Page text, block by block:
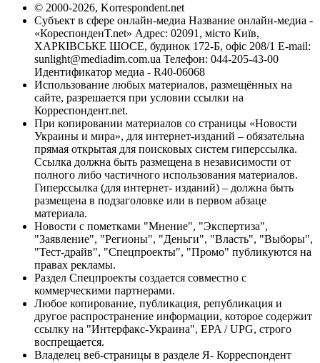
© 2000-2026, Korrespondent.net
Субъект в сфере онлайн-медиа Название онлайн-медиа -
«КореспонденТ.net» Адрес: 02091, місто Київ,
ХАРКІВСЬКЕ ШОСЕ, будинок 172-Б, офіс 208/1 E-mail:
sunlight@mediadim.com.ua Телефон: 044-205-43-00
Идентификатор медиа - R40-06068
Использование любых материалов, размещённых на
сайте, разрешается при условии ссылки на
Корреспондент.net.
При копировании материалов со страницы «Новости
Украины и мира», для интернет-изданий – обязательна
прямая открытая для поисковых систем гиперссылка.
Ссылка должна быть размещена в независимости от
полного либо частичного использования материалов.
Гиперссылка (для интернет- изданий) – должна быть
размещена в подзаголовке или в первом абзаце
материала.
Новости с пометками "Мнение", "Экспертиза",
"Заявление", "Регионы", "Деньги", "Власть", "Выборы",
"Тест-драйв", "Спецпроекты", "Промо" публикуются на
правах рекламы.
Раздел Спецпроекты создается совместно с
коммерческими партнерами.
Любое копирование, публикация, републикация и
другое распространение информации, которое содержит
ссылку на "Интерфакс-Украина", EPA / UPG, строго
воспрещается.
Владелец веб-страницы в разделе Я- Корреспондент